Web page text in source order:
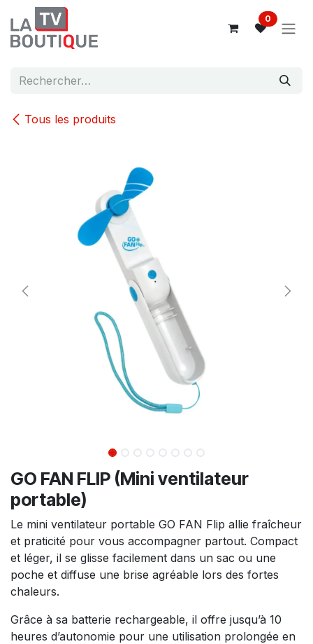
Se rendre au contenu
0
Tous les produits
GO FAN FLIP (Mini ventilateur
portable)
Le mini ventilateur portable GO FAN Flip allie fraîcheur
et praticité pour vous accompagner partout. Compact
et léger, il se glisse facilement dans un sac ou une
poche et diffuse une brise agréable lors des fortes
chaleurs.
Grâce à sa batterie rechargeable, il offre jusqu’à 10
heures d’autonomie pour une utilisation prolongée en